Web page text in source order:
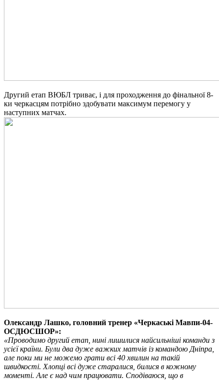
Другий етап ВЮБЛ триває, і для проходження до фінальної 8-
ки черкасцям потрібно здобувати максимум перемогу у
наступних матчах.
Олександр Лашко, головний тренер «Черкаські Мавпи-04-
ОСДЮСШОР»:
«Проводимо другий етап, нині лишилися найсильніші команди з
усієї країни. Були два дуже важких матчів із командою Дніпра,
але поки ми не можемо грати всі 40 хвилин на такій
швидкості. Хлопці всі дуже старалися, билися в кожному
моменті. Але є над чим працювати. Сподіваюся, що в